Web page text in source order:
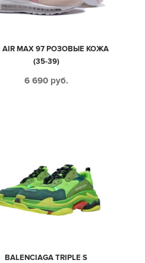
AIR MAX 97 РОЗОВЫЕ КОЖА
(35-39)
6 690 руб.
BALENCIAGA TRIPLE S